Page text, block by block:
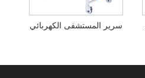
سرير المستشفى الكهربائي